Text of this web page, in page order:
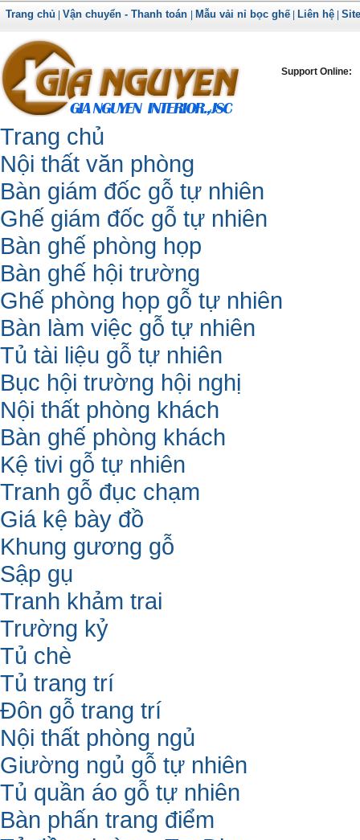
Trang chủ Vận chuyển - Thanh toán Mẫu vải nỉ bọc ghế| Liên hệ|
Support Online:
Trang chủ
Nội thất văn phòng
Bàn giám đốc gỗ tự nhiên
Ghế giám đốc gỗ tự nhiên
Bàn ghế phòng họp
Bàn ghế hội trường
Ghế phòng họp gỗ tự nhiên
Bàn làm việc gỗ tự nhiên
Tủ tài liệu gỗ tự nhiên
Bục hội trường hội nghị
Nội thất phòng khách
Bàn ghế phòng khách
Kệ tivi gỗ tự nhiên
Tranh gỗ đục chạm
Giá kệ bày đồ
Khung gương gỗ
Sập gụ
Tranh khảm trai
Trường kỷ
Tủ chè
Tủ trang trí
Đôn gỗ trang trí
Nội thất phòng ngủ
Giường ngủ gỗ tự nhiên
Tủ quần áo gỗ tự nhiên
Bàn phấn trang điểm